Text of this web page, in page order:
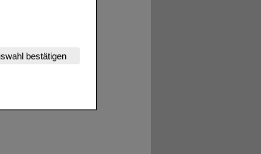
Website
kann.
(z.B.
Website aber
bestätigen